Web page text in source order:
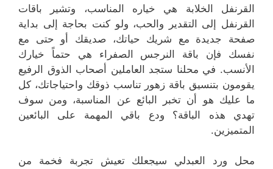
القرنفل الخلابة هي خياره المناسب، وتشير باقات
القرنفل إلى التقدير والحب، ولو كنت بحاجة إلى بداية
صفحة جديدة مع شريك حياتك، صديقك أو حتى مع
نفسك فإن باقة النرجس الصفراء هي حتماً خيارك
الأنسب. في محلنا ستجد العاملين أصحاب الذوق الرفيع
يقومون بتنسيق باقة زهور تناسب ذوقك واحتياجاتك، كل
ما عليك هو أن تخبر البائع عن المناسبة، ومن سوف
تهدي هذه الباقة؟ ودع باقي المهمة على البائعين
المتميزين.
محل ورد العبدلي سيجعلك تعيش تجربة فخمة من